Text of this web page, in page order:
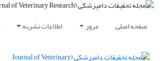
صفحه اصلی مرور اطلاعات نشریه